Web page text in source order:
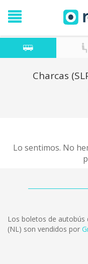
Charcas
Lo sentimos. No
Los boletos de autobús
(NL) son vendidos por